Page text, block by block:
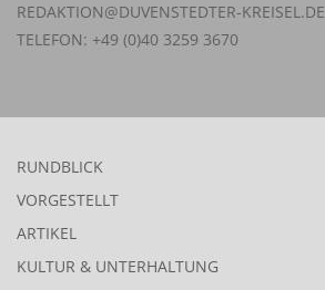
REDAKTION@DUVENSTEDTER-KREISEL.DE
TELEFON: +49 (0)40 3259 3670
RUNDBLICK
VORGESTELLT
ARTIKEL
KULTUR & UNTERHALTUNG